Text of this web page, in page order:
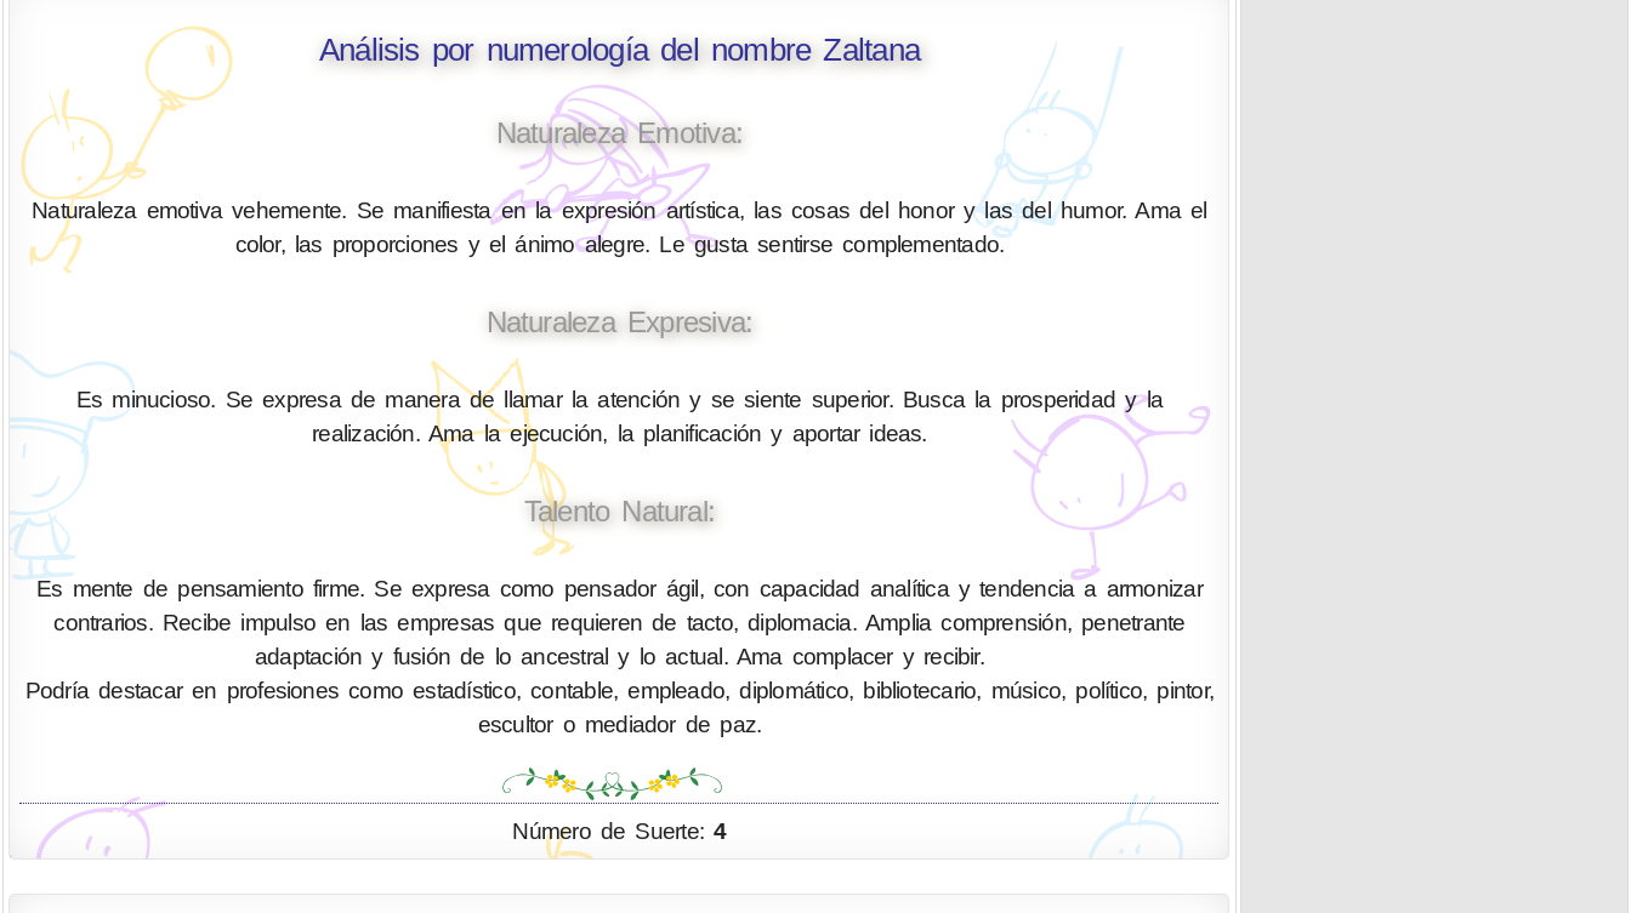
Análisis por numerología del nombre Zaltana
Naturaleza Emotiva:
Naturaleza emotiva vehemente. Se manifiesta en la expresión artística, las cosas del honor y las del humor. Ama el
color, las proporciones y el ánimo alegre. Le gusta sentirse complementado.
Naturaleza Expresiva:
Es minucioso. Se expresa de manera de llamar la atención y se siente superior. Busca la prosperidad y la
realización. Ama la ejecución, la planificación y aportar ideas.
Talento Natural:
Es mente de pensamiento firme. Se expresa como pensador ágil, con capacidad analítica y tendencia a armonizar
contrarios. Recibe impulso en las empresas que requieren de tacto, diplomacia. Amplia comprensión, penetrante
adaptación y fusión de lo ancestral y lo actual. Ama complacer y recibir.
Podría destacar en profesiones como estadístico, contable, empleado, diplomático, bibliotecario, músico, político, pintor,
escultor o mediador de paz.
Número de Suerte:4